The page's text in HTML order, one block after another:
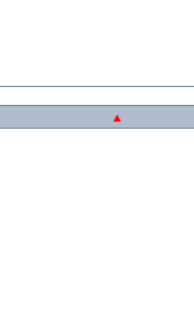
▲